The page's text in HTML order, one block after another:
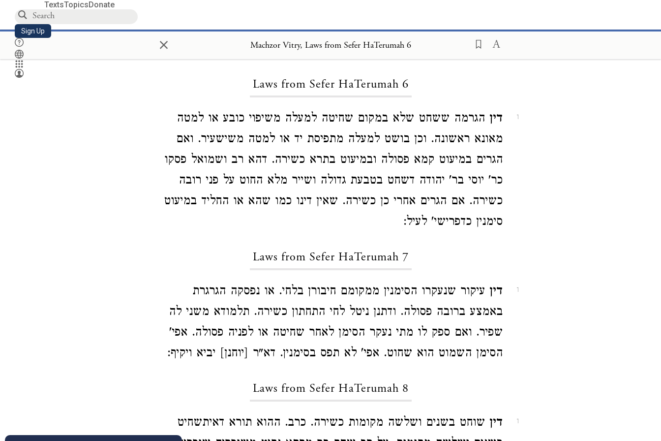
TextsTopicsDonate
Sign Up × Machzor Vitry, Laws from Sefer HaTerumah 6
Laws from Sefer HaTerumah 6
1 דין הגרמה ששחט שלא במקום שחיטה למעלה משיפוי כובע או למטה
מאונא ראשונה. וכן בושט למעלה מתפיסת יד או למטה משישעיר. ואם
הגרים במיעוט קמא פסולה ובמיעוט בתרא כשירה. דהא רב ושמואל פסקו
כר' יוסי בר' יהודה דשחט בטבעת גדולה ושייר מלא החוט על פני רובה
כשירה. אם הגרים אחרי כן כשירה. שאין דינו כמו שהא או החליד במיעוט
סימנין כדפרישי' לעיל:
Laws from Sefer HaTerumah 7
1 דין עיקור שנעקרו הסימנין ממקומם חיבורן בלחי. או נפסקה הגרגרת
באמצע ברובה פסולה. ודתנן ניטל לחי התחתון כשירה. תלמודא משני לה
שפיר. ואם ספק לו מתי נעקר הסימן לאחר שחיטה או לפניה פסולה. אפי'
הסימן השמוט הוא שחוט. אפי' לא תפס בסימנין. דא"ר [יוחנן] יביא ויקיף:
Laws from Sefer HaTerumah 8
1 דין שוחט בשנים ושלשה מקומות כשירה. כרב. ההוא תורא דאיתשחיט